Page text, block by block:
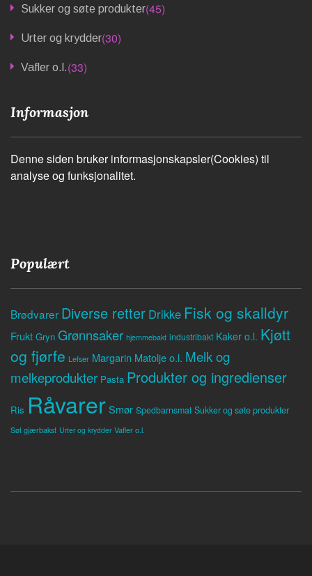
Sukker og søte produkter(45)
Urter og krydder(30)
Vafler o.l.(33)
Informasjon
Denne siden bruker informasjonskapsler(Cookies) til
analyse og funksjonalitet.
Populært
Brødvarer Diverse retter Drikke Fisk og skalldyr
Frukt Gryn Grønnsaker hjemmebakt industribakt Kaker o.l. Kjøtt
og fjørfe Lefser Margarin Matolje o.l. Melk og
melkeprodukter Pasta Produkter og ingredienser
Ris RåvarerSmør Spedbarnsmat Sukker og søte produkter
Søt gjærbakst Urter og krydder Vafler o.l.